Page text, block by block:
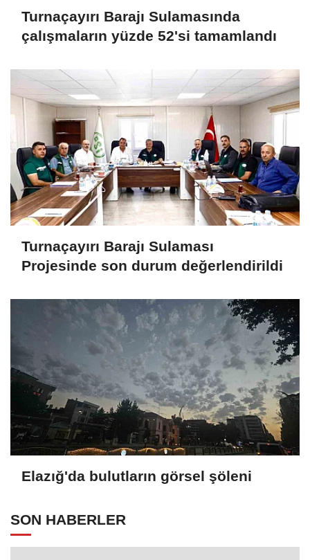
Turnaçayırı Barajı Sulamasında
çalışmaların yüzde 52'si tamamlandı
Turnaçayırı Barajı Sulaması
Projesinde son durum değerlendirildi
Elazığ'da bulutların görsel şöleni
SON HABERLER